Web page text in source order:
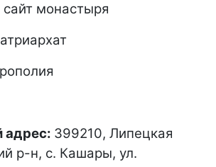
монастыря
адрес: 399210, Липецкая
р-н, с. Кашары, ул.